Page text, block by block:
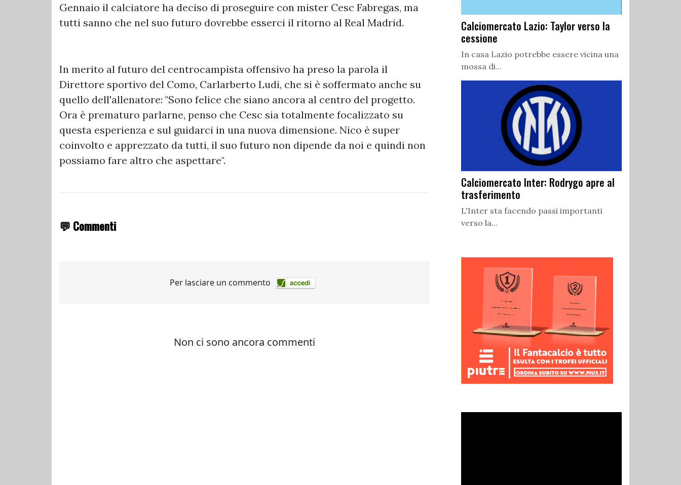
Gennaio il calciatore ha deciso di proseguire con mister Cesc Fabregas, ma
tutti sanno che nel suo futuro dovrebbe esserci il ritorno al Real Madrid.
In merito al futuro del centrocampista offensivo ha preso la parola il
Direttore sportivo del Como, Carlarberto Ludi, che si è soffermato anche su
quello dell'allenatore: "Sono felice che siano ancora al centro del progetto.
Ora è prematuro parlarne, penso che Cesc sia totalmente focalizzato su
questa esperienza e sul guidarci in una nuova dimensione. Nico è super
coinvolto e apprezzato da tutti, il suo futuro non dipende da noi e quindi non
possiamo fare altro che aspettare".
💬 Commenti
Calciomercato Lazio: Taylor verso la
cessione
In casa Lazio potrebbe essere vicina una
mossa di...
Calciomercato Inter: Rodrygo apre al
trasferimento
L'Inter sta facendo passi importanti
verso la...